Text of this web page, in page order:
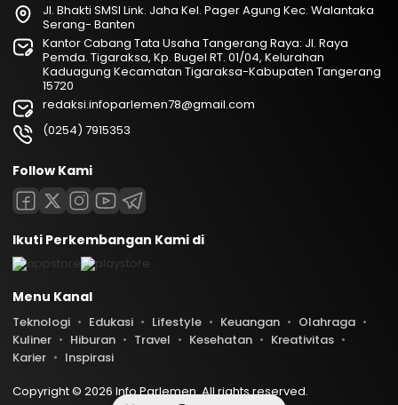
Jl. Bhakti SMSI Link. Jaha Kel. Pager Agung Kec. Walantaka
Serang- Banten
Kantor Cabang Tata Usaha Tangerang Raya: Jl. Raya
Pemda. Tigaraksa, Kp. Bugel RT. 01/04, Kelurahan
Kaduagung Kecamatan Tigaraksa-Kabupaten Tangerang
15720
redaksi.infoparlemen78@gmail.com
(0254) 7915353
Follow Kami
Ikuti Perkembangan Kami di
Menu Kanal
Teknologi Edukasi Lifestyle Keuangan
Olahraga
Kuliner
Hiburan Travel Kesehatan
Kreativitas
Karier
Inspirasi
Copyright © 2026 Info Parlemen. All rights reserved.